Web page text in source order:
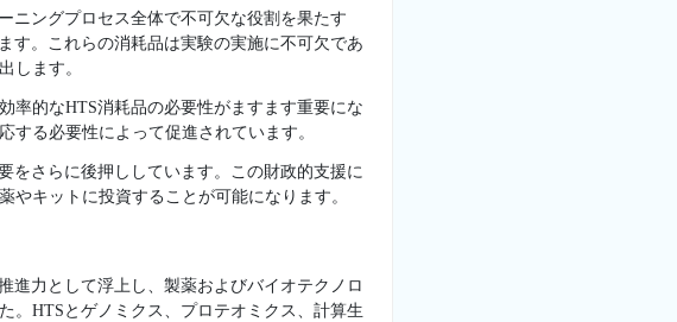
ニングプロセス全体で不可欠な役割を果たす
す。これらの消耗品は実験の実施に不可欠であ
します。
率的なHTS消耗品の必要性がますます重要にな
する必要性によって促進されています。
をさらに後押ししています。この財政的支援に
キットに投資することが可能になります。
進力として浮上し、製薬およびバイオテクノロ
。HTSとゲノミクス、プロテオミクス、計算生